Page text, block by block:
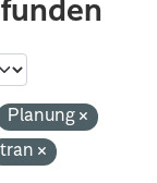
Planung
tran